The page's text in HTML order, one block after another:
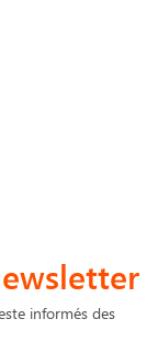
informés des